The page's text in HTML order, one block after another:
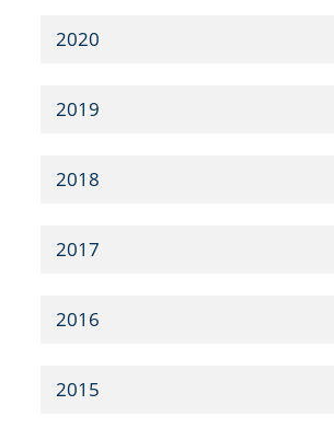
2020
2019
2018
2017
2016
2015